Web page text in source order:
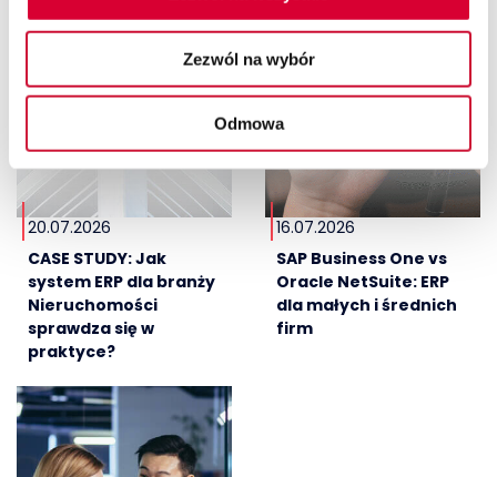
Zezwól na wybór
Odmowa
20.07.2026
CASE STUDY: Jak
system ERP dla branży
Nieruchomości
sprawdza się w
praktyce?
16.07.2026
SAP Business One vs
Oracle NetSuite: ERP
dla małych i średnich
firm